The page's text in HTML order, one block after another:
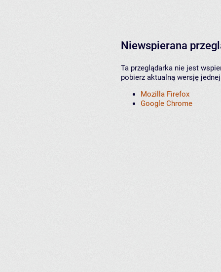
Niewspierana
Ta przeglądarka nie jest
pobierz aktualną wersję
Mozilla Firefox
Google Chrome